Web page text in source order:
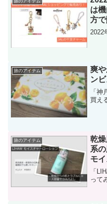
旅のアイテム
は
方で
2022
旅のアイテム
爽
ン
「
買え
旅のアイテム
乾
系
モ
「
って